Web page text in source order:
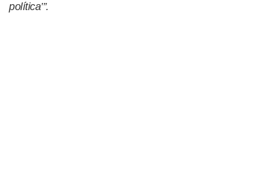
política’”.